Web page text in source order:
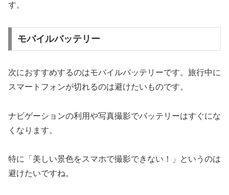
す。
モバイルバッテリー
次におすすめするのはモバイルバッテリーです。旅行中に
スマートフォンが切れるのは避けたいものです。
ナビゲーションの利用や写真撮影でバッテリーはすぐにな
くなります。
特に「美しい景色をスマホで撮影できない！」というのは
避けたいですね。